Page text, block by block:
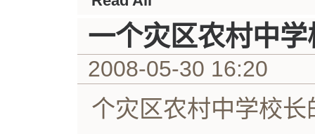
一个灾区农村中
2008-05-30 16:20
个灾区农村中学校长